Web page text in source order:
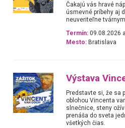
Čakajú vás hravé
úsmevné príbehy aj
neuveriteľne
Termín: 09.08.2026
Mesto: Bratislava
Výstava
Predstavte si, že sa
oblohou Vincenta
slnečnice, steny
prenáša do sveta
všetkých čias.